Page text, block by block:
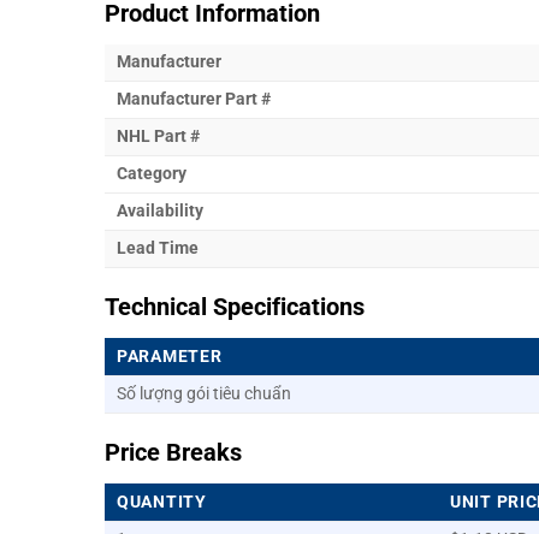
Product Information
Manufacturer
Manufacturer Part #
NHL Part #
Category
Availability
Lead Time
Technical Specifications
PARAMETER
Số lượng gói tiêu chuẩn
Price Breaks
QUANTITY
UNIT